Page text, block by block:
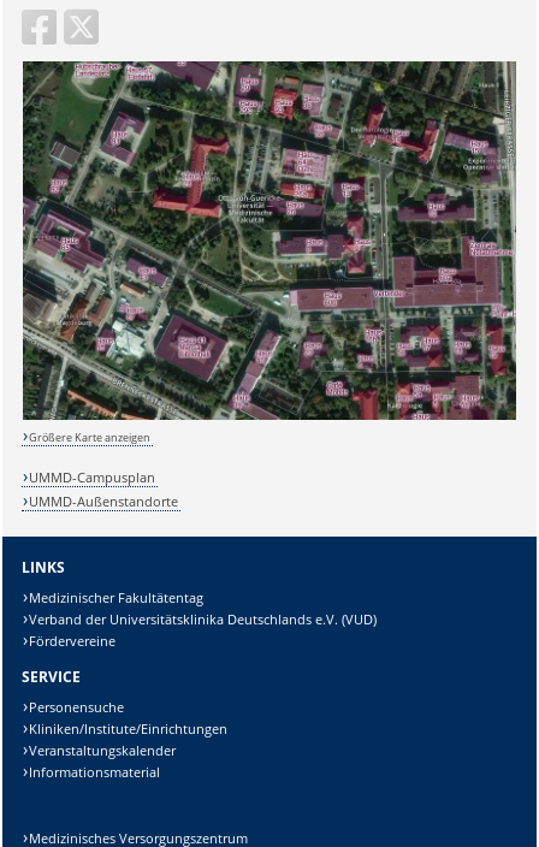
Größere Karte anzeigen
UMMD-Campusplan
UMMD-Außenstandorte
LINKS
Medizinischer Fakultätentag
Verband der Universitätsklinika Deutschlands e.V. (VUD)
Fördervereine
SERVICE
Personensuche
Kliniken/Institute/Einrichtungen
Veranstaltungskalender
Informationsmaterial
Medizinisches Versorgungszentrum